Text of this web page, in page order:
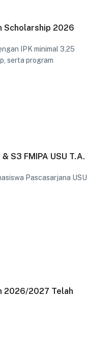
Scholarship 2026
IPK minimal 3,25
serta program
S3 FMIPA USU T.A.
Pascasarjana USU
2026/2027 Telah